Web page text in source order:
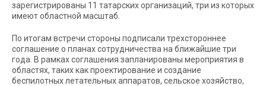
зарегистрированы 11 татарских организаций, три из которых
имеют областной масштаб.
По итогам встречи стороны подписали трехстороннее
соглашение о планах сотрудничества на ближайшие три
года. В рамках соглашения запланированы мероприятия в
областях, таких как проектирование и создание
беспилотных летательных аппаратов, сельское хозяйство,